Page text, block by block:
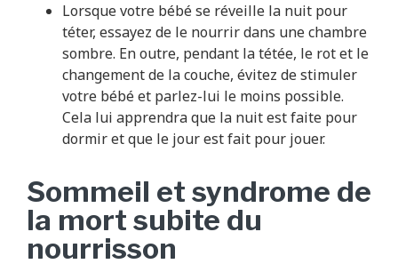
Lorsque votre bébé se réveille la nuit pour
téter, essayez de le nourrir dans une chambre
sombre. En outre, pendant la tétée, le rot et le
changement de la couche, évitez de stimuler
votre bébé et parlez-lui le moins possible.
Cela lui apprendra que la nuit est faite pour
dormir et que le jour est fait pour jouer.
Sommeil et syndrome de
la mort subite du
nourrisson